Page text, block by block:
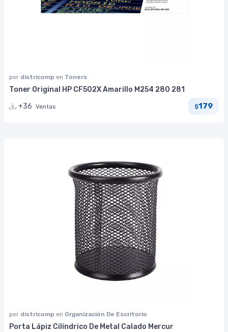
por districomp en Toners
Toner Original HP CF502X Amarillo M254 280 281
+36 Ventas $179
por districomp en Organización De Escritorio
Porta Lápiz Cilíndrico De Metal Calado Mercur